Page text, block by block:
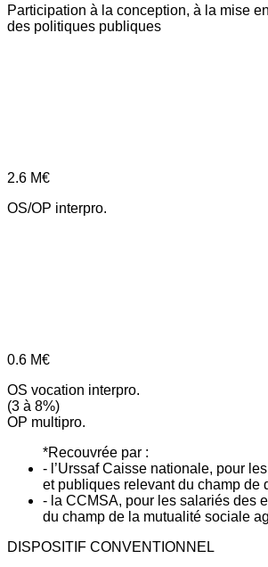
Participation à la conception, à la mise
des politiques publiques
2.6 M€
OS/OP interpro.
0.6 M€
OS vocation interpro.
(3 à 8%)
OP multipro.
*Recouvrée par :
- l’Urssaf Caisse nationale, pour
et publiques relevant du champ de
- la CCMSA, pour les salariés des
du champ de la mutualité sociale
DISPOSITIF CONVENTIONNEL